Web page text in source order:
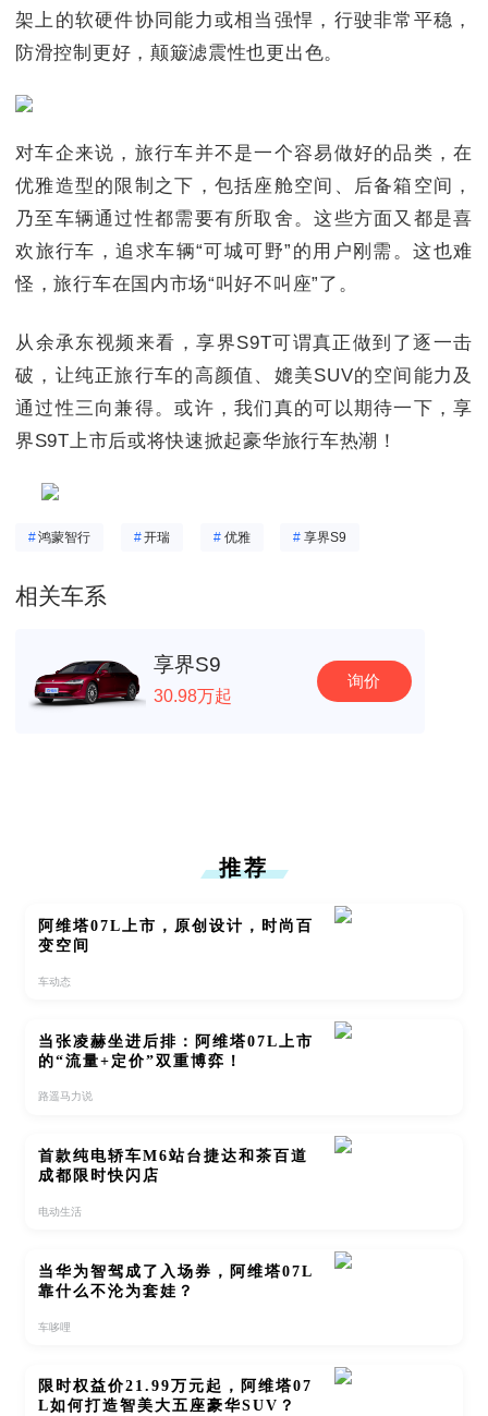
架上的软硬件协同能力或相当强悍，行驶非常平稳，
防滑控制更好，颠簸滤震性也更出色。
对车企来说，旅行车并不是一个容易做好的品类，在
优雅造型的限制之下，包括座舱空间、后备箱空间，
乃至车辆通过性都需要有所取舍。这些方面又都是喜
欢旅行车，追求车辆“可城可野”的用户刚需。这也难
怪，旅行车在国内市场“叫好不叫座”了。
从余承东视频来看，享界S9T可谓真正做到了逐一击
破，让纯正旅行车的高颜值、媲美SUV的空间能力及
通过性三向兼得。或许，我们真的可以期待一下，享
界S9T上市后或将快速掀起豪华旅行车热潮！
#鸿蒙智行 #开瑞 # 优雅 # 享界S9
相关车系
享界S9
30.98万起
询价
推荐
阿维塔07L上市，原创设计，时尚百
变空间
车动态
当张凌赫坐进后排：阿维塔07L上市
的“流量+定价”双重博弈！
路遥马力说
首款纯电轿车M6站台捷达和茶百道
成都限时快闪店
电动生活
当华为智驾成了入场券，阿维塔07L
靠什么不沦为套娃？
车哆哩
限时权益价21.99万元起，阿维塔07
L如何打造智美大五座豪华SUV？